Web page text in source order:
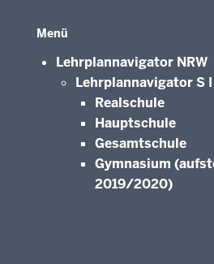
Menü
Lehrplannavigator NRW
Lehrplannavigator S I
Realschule
Hauptschule
Gesamtschule
Gymnasium
2019/2020)